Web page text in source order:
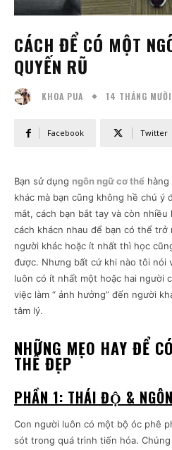
CÁCH ĐỂ CÓ MỘT
QUYẾN RŨ
KHOA PUA 14 THÁNG
Facebook Twitter
Bạn sử dụng ngôn ngữ cơ thể
khác mà bạn cũng không hề chú ý
mắt, cách bạn bắt tay và còn
cách khácn nhau để bạn có thể
người khác hoặc ít nhất thì học
được. Nhưng bất cứ khi nào tôi nói
luôn có ít nhất một hoặc hai người
việc làm “ ảnh hưởng” đến người
tâm lý.
NHỮNG MẸO HAY ĐỂ
THỂ ĐẸP
PHẦN 1: THÁI ĐỘ &
Con người luôn có một bộ óc phê
sót trong quá trình tiến hóa.